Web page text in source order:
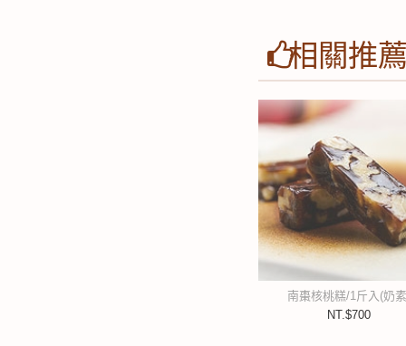
相關推
南棗核桃糕/1斤入(奶
NT.$700